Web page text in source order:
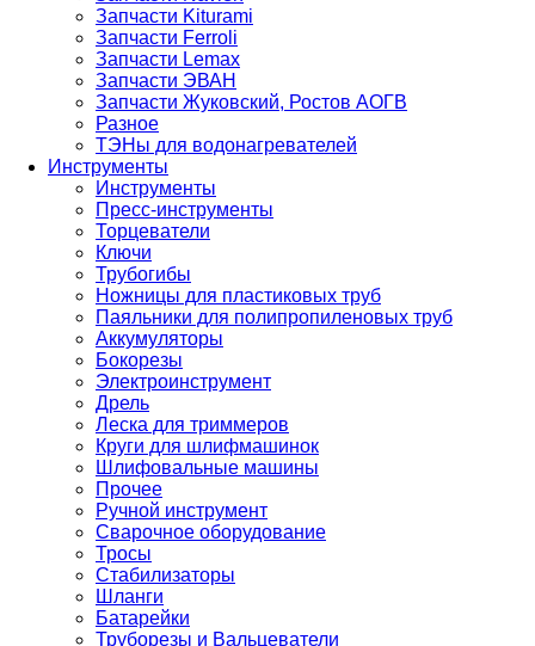
Запчасти Kiturami
Запчасти Ferroli
Запчасти Lemax
Запчасти ЭВАН
Запчасти Жуковский, Ростов АОГВ
Разное
ТЭНы для водонагревателей
Инструменты
Инструменты
Пресс-инструменты
Торцеватели
Ключи
Трубогибы
Ножницы для пластиковых труб
Паяльники для полипропиленовых труб
Аккумуляторы
Бокорезы
Электроинструмент
Дрель
Леска для триммеров
Круги для шлифмашинок
Шлифовальные машины
Прочее
Ручной инструмент
Сварочное оборудование
Тросы
Стабилизаторы
Шланги
Батарейки
Труборезы и Вальцеватели